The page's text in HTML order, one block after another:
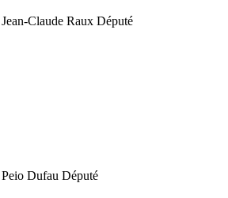
Jean-Claude Raux Député
Peio Dufau Député